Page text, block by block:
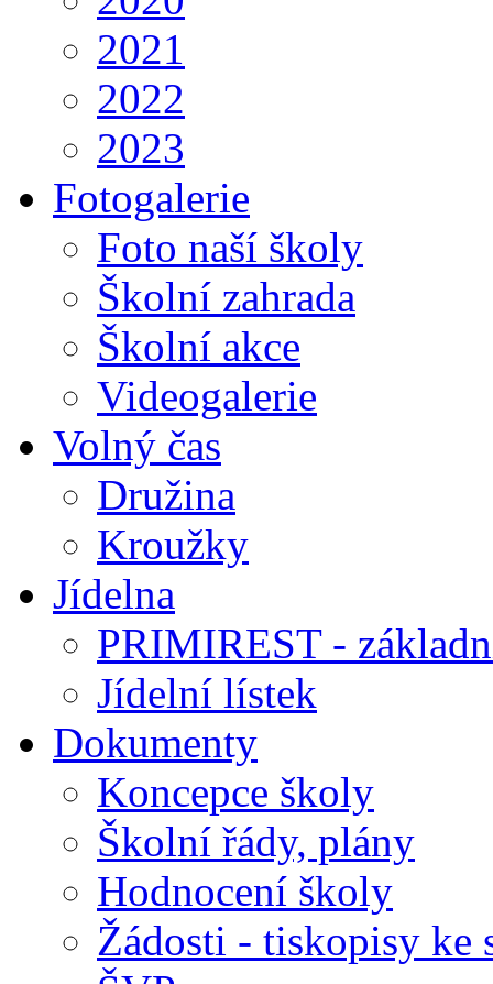
2021
2022
2023
Fotogalerie
Foto naší školy
Školní zahrada
Školní akce
Videogalerie
Volný čas
Družina
Kroužky
Jídelna
PRIMIREST -
Jídelní lístek
Dokumenty
Koncepce školy
Školní řády, plány
Hodnocení školy
Žádosti - tiskopisy ke